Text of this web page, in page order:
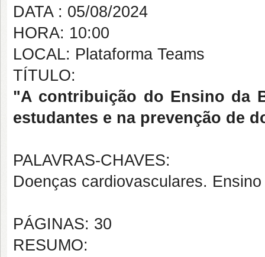
DATA : 05/08/2024
HORA: 10:00
LOCAL: Plataforma Teams
TÍTULO:
"A contribuição do Ensino da
estudantes e na prevenção de
PALAVRAS-CHAVES:
Doenças cardiovasculares.
PÁGINAS: 30
RESUMO: